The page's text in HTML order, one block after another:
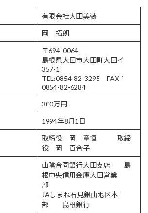
有限会社大田美装
岡 拓朗
〒694-0064
島根県大田市大田町大田イ
357-1
TEL:0854-82-3295 FAX：
0854-82-6284
300万円
1994年8月1日
取締役 岡 章恒 取締
役 岡 百合子
山陰合同銀行大田支店 島
根中央信用金庫大田営業
部
JAしまね石見銀山地区本
部 島根銀行